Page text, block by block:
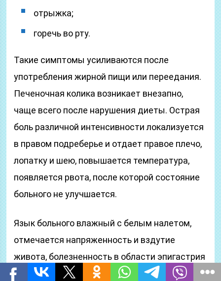
отрыжка;
горечь во рту.
Такие симптомы усиливаются после
употребления жирной пищи или переедания.
Печеночная колика возникает внезапно,
чаще всего после нарушения диеты. Острая
боль различной интенсивности локализуется
в правом подреберье и отдает правое плечо,
лопатку и шею, повышается температура,
появляется рвота, после которой состояние
больного не улучшается.
Язык больного влажный с белым налетом,
отмечается напряженность и вздутие
живота, болезненность в области эпигастрия
и правого подреберья. При этом размеры